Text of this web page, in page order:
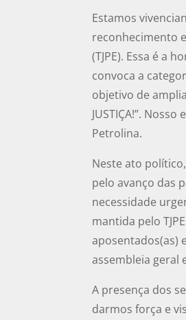
Estamos
reconhecimento
(TJPE). Essa é a
convoca a
objetivo de
JUSTIÇA!”.
Petrolina.
Neste ato
pelo avanço das
necessidade
mantida pelo
aposentados(as)
assembleia geral
A presença dos
darmos força e